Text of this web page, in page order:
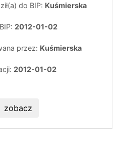
do BIP: Kuśmierska
2012-01-02
przez: Kuśmierska
2012-01-02
zobacz